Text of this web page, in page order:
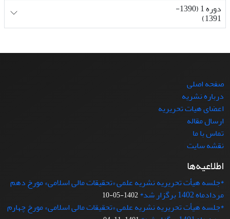
دوره 1 (1390-
1391)
صفحه اصلی
درباره نشریه
اعضای هیات تحریریه
ارسال مقاله
تماس با ما
نقشه سایت
اطلاعیه‌ها
*جلسه هیأت تحریریه نشریه علمی «تحقیقات مالی اسلامی» مورخ دهم
مردادماه 1402 برگزار شد*
1402-05-10
*جلسه هیأت تحریریه نشریه علمی «تحقیقات مالی اسلامی» مورخ چهارم